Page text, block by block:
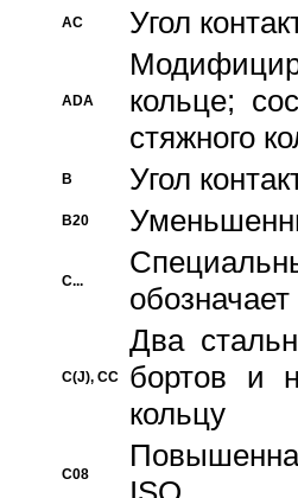
AC Угол
ADA
кольце;
стяжного
B Угол
B20
C...
C(J), CC
Два
бортов и
кольцу
C08